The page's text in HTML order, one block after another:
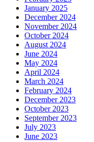
January 2025
December 2024
November 2024
October 2024
August 2024
June 2024
May 2024
April 2024
March 2024
February 2024
December 2023
October 2023
September 2023
July 2023
June 2023